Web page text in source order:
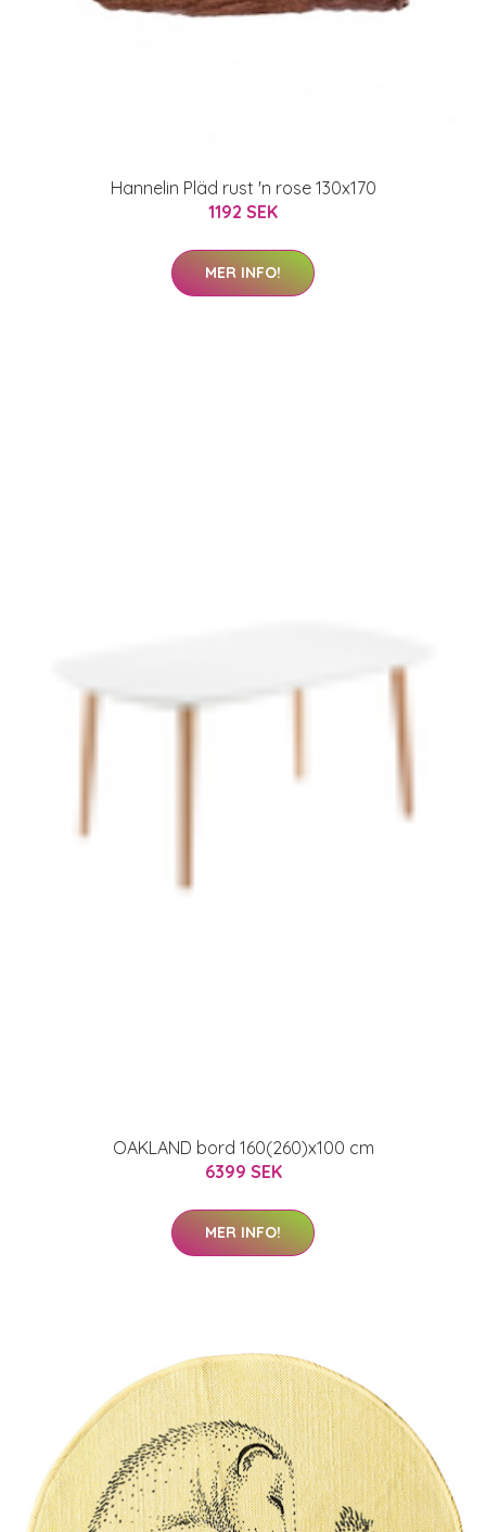
Hannelin Pläd rust 'n rose 130x170
1192 SEK
MER INFO!
OAKLAND bord 160(260)x100 cm
6399 SEK
MER INFO!